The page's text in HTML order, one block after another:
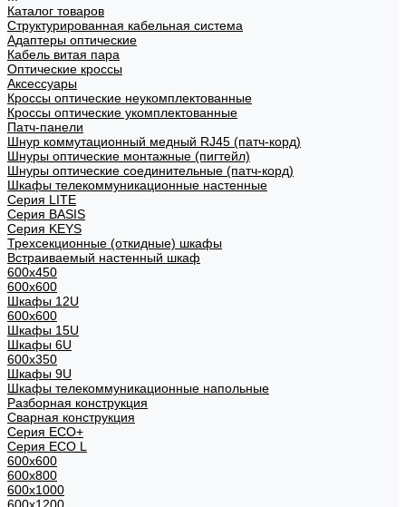
Каталог товаров
Структурированная кабельная система
Адаптеры оптические
Кабель витая пара
Оптические кроссы
Аксессуары
Кроссы оптические неукомплектованные
Кроссы оптические укомплектованные
Патч-панели
Шнур коммутационный медный RJ45 (патч-корд)
Шнуры оптические монтажные (пигтейл)
Шнуры оптические соединительные (патч-корд)
Шкафы телекоммуникационные настенные
Cерия LITE
Cерия BASIS
Cерия KEYS
Трехсекционные (откидные) шкафы
Встраиваемый настенный шкаф
600x450
600x600
Шкафы 12U
600x600
Шкафы 15U
Шкафы 6U
600x350
Шкафы 9U
Шкафы телекоммуникационные напольные
Разборная конструкция
Сварная конструкция
Серия ECO+
Серия ECO L
600x600
600x800
600х1000